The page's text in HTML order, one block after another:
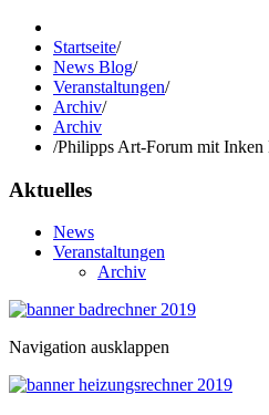
Startseite/
News Blog/
Veranstaltungen/
Archiv/
Archiv
/Philipps Art-Forum mit Inken
Aktuelles
News
Veranstaltungen
Archiv
Navigation ausklappen